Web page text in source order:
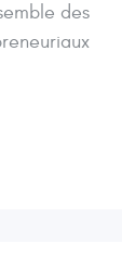
des